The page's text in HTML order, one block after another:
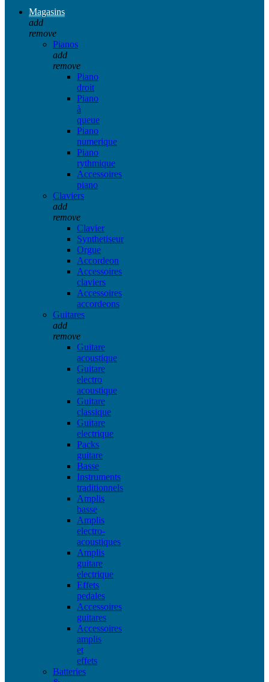
Magasins
add
remove
Pianos
add
remove
Piano
droit
Piano
à
queue
Piano
numerique
Piano
rythmique
Accessoires
piano
Claviers
add
remove
Clavier
Synthetiseur
Orgue
Accordeon
Accessoires
claviers
Accessoires
accordeons
Guitares
add
remove
Guitare
acoustique
Guitare
electro
acoustique
Guitare
classique
Guitare
electrique
Packs
guitare
Basse
Instruments
traditionnels
Amplis
basse
Amplis
electro-
acoustiques
Amplis
guitare
electrique
Effets
pedales
Accessoires
guitares
Accessoires
amplis
et
effets
Batteries